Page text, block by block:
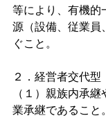
等により、有機的
源（設備、従業員
ぐこと。
２．経営者交代型
（１）親族内承
業承継であること。